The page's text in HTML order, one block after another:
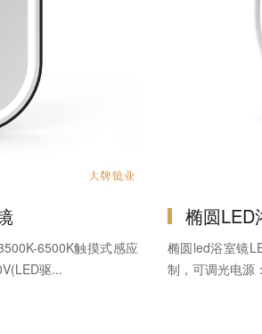
6500K触摸式感应
驱...
椭圆LED
椭圆led浴室镜
制，可调光电源